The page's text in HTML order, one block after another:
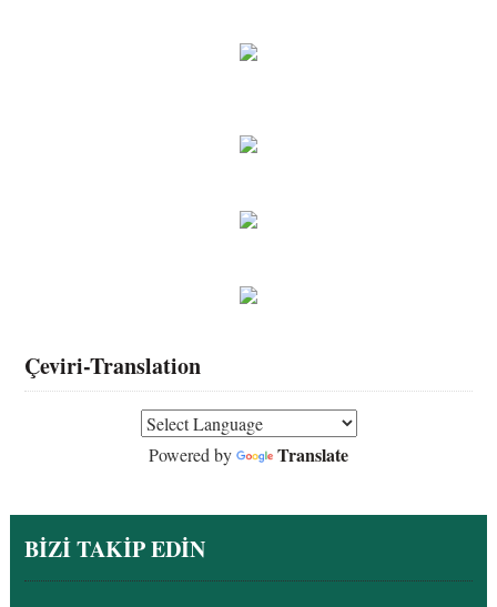
Çeviri-Translation
Powered by Translate
BİZİ TAKİP EDİN